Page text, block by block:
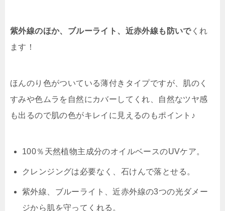
紫外線のほか、ブルーライト、近赤外線も防いでくれ
ます！
ほんのり色がついている薄付きタイプですが、
肌のく
すみや色ムラを自然にカバーしてくれ、自然なツヤ感
も出るので肌の色がキレイに見えるのもポイント♪
100％天然植物主成分のオイルベースのUVケア。
クレンジングは必要なく、石けんで落とせる。
紫外線、ブルーライト、近赤外線の3つの光ダメー
ジから肌を守ってくれる。